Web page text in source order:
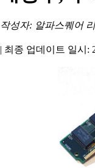
작성자: 알파스퀘어
| 최종 업데이트 일시: